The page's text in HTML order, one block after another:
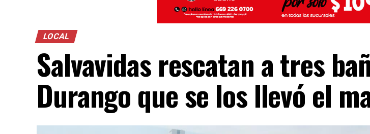
LOCAL
Salvavidas rescatan a tres
Durango que se los llevó el